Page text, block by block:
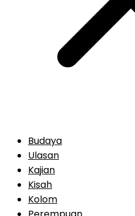
Budaya
Ulasan
Kajian
Kisah
Kolom